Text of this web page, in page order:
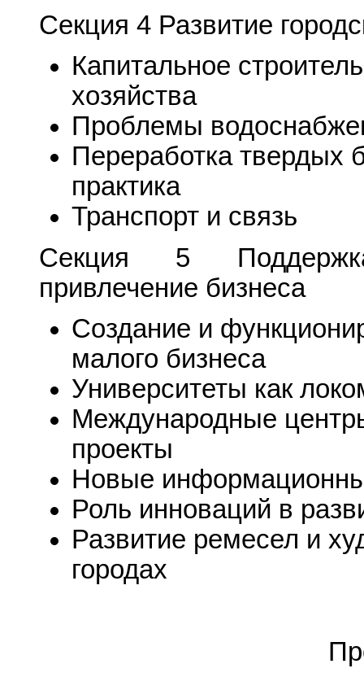
Секция 4 Развитие
Капитальное
хозяйства
Проблемы
Переработка твердых
практика
Транспорт и связь
Секция 5
привлечение бизнеса
Создание и
малого бизнеса
Университеты как
Международные
проекты
Новые
Роль инноваций в
Развитие ремесел и
городах